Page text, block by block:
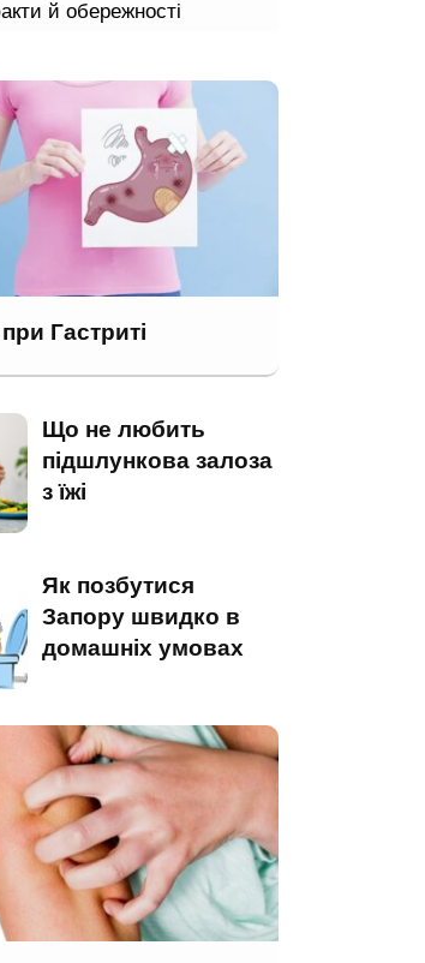
й обережності
Гастриті
Що не любить
підшлункова залоза
з їжі
Як позбутися
Запору швидко в
домашніх умовах